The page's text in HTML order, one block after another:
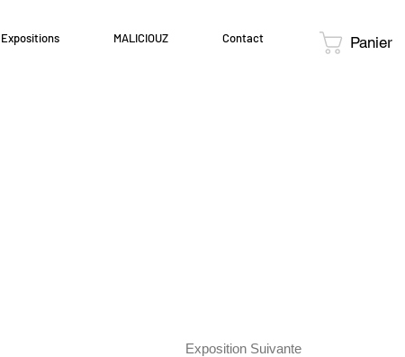
Expositions MALICIOUZ Contact Panier
Exposition Suivante